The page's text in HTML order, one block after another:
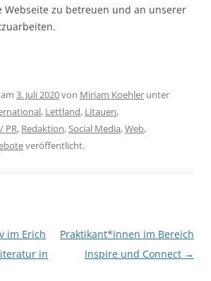
Webseite zu betreuen und an unserer
3. Juli 2020von Miriam Koehler unter
, Lettland, Litauen,
PR, Redaktion,Social Media,Web,
veröffentlicht.
im Erich
in
Praktikant*innen im Bereich
Inspire und Connect →